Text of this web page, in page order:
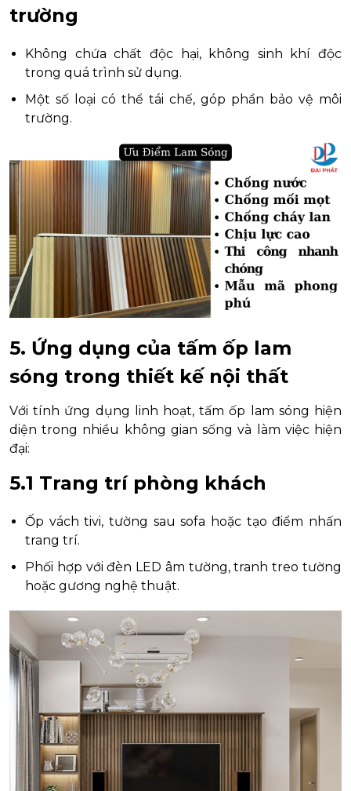
trường
Không chứa chất độc hại, không sinh khí độc
trong quá trình sử dụng.
Một số loại có thể tái chế, góp phần bảo vệ môi
trường.
5. Ứng dụng của tấm ốp lam
sóng trong thiết kế nội thất
Với tính ứng dụng linh hoạt, tấm ốp lam sóng hiện
diện trong nhiều không gian sống và làm việc hiện
đại:
5.1 Trang trí phòng khách
Ốp vách tivi, tường sau sofa hoặc tạo điểm nhấn
trang trí.
Phối hợp với đèn LED âm tường, tranh treo tường
hoặc gương nghệ thuật.